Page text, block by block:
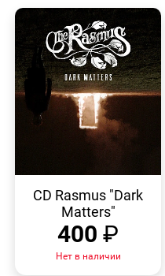
ПРОСМОТР
CD Rasmus "Dark
Matters"
400 ₽
Нет в наличии